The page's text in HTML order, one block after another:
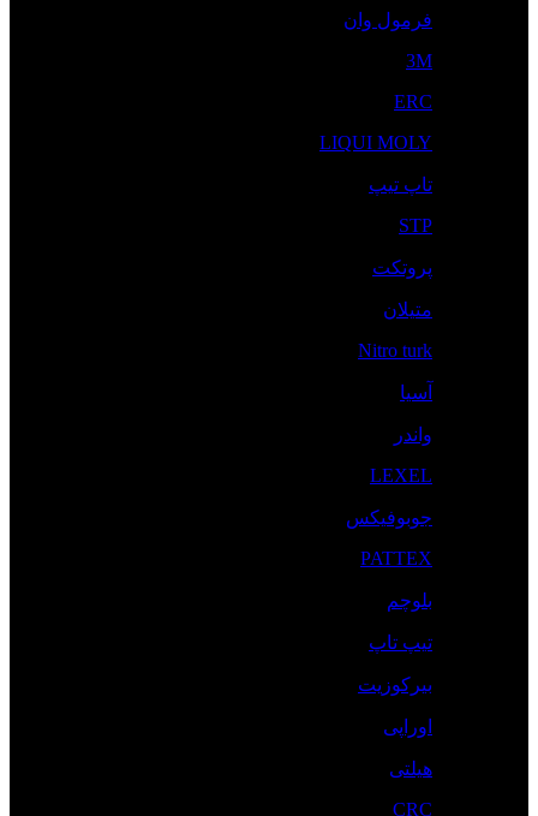
فرمول وان
3M
ERC
LIQUI MOLY
تاپ تیپ
STP
پروتکت
متیلان
Nitro turk
آسیا
واندر
LEXEL
جوبوفیکس
PATTEX
بلوچم
تیپ تاپ
بیرکوزیت
اوراپی
هیلتی
CRC